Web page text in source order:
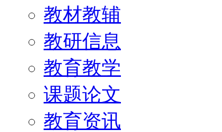
教材教辅
教研信息
教育教学
课题论文
教育资讯